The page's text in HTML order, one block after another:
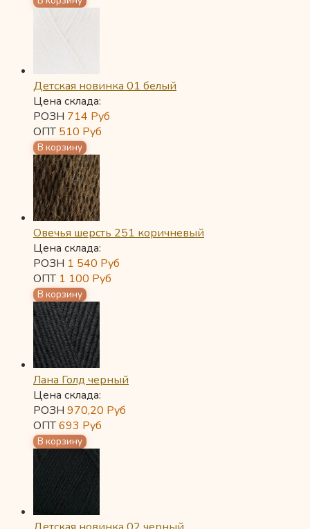
Детская новинка 01 белый
Цена склада:
РОЗН 714 Руб
ОПТ510 Руб
Овечья шерсть 251 коричневый
Цена склада:
РОЗН 1 540 Руб
ОПТ 1 100 Руб
Лана Голд черный
Цена склада:
РОЗН 970,20 Руб
ОПТ693 Руб